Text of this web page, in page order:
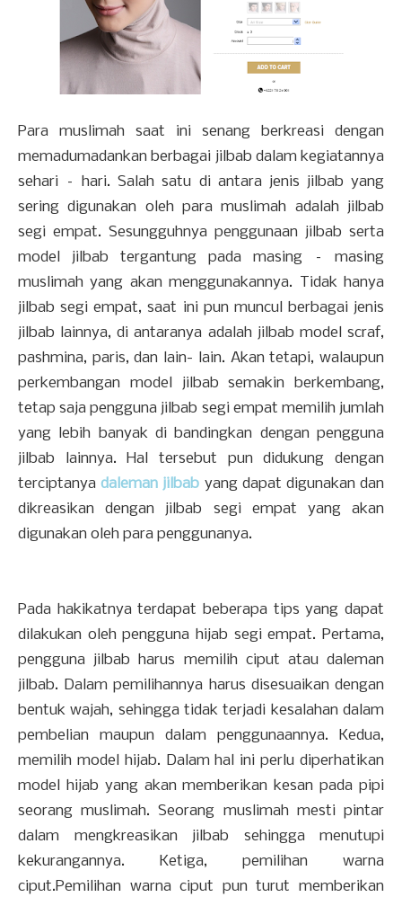
Para muslimah saat ini senang berkreasi dengan
memadumadankan berbagai jilbab dalam kegiatannya
sehari – hari. Salah satu di antara jenis jilbab yang
sering digunakan oleh para muslimah adalah jilbab
segi empat. Sesungguhnya penggunaan jilbab serta
model jilbab tergantung pada masing – masing
muslimah yang akan menggunakannya. Tidak hanya
jilbab segi empat, saat ini pun muncul berbagai jenis
jilbab lainnya, di antaranya adalah jilbab model scraf,
pashmina, paris, dan lain- lain. Akan tetapi, walaupun
perkembangan model jilbab semakin berkembang,
tetap saja pengguna jilbab segi empat memilih jumlah
yang lebih banyak di bandingkan dengan pengguna
jilbab lainnya. Hal tersebut pun didukung dengan
terciptanyadaleman jilbab yang dapat digunakan dan
dikreasikan dengan jilbab segi empat yang akan
digunakan oleh para penggunanya.
Pada hakikatnya terdapat beberapa tips yang dapat
dilakukan oleh pengguna hijab segi empat. Pertama,
pengguna jilbab harus memilih ciput atau daleman
jilbab. Dalam pemilihannya harus disesuaikan dengan
bentuk wajah, sehingga tidak terjadi kesalahan dalam
pembelian maupun dalam penggunaannya. Kedua,
memilih model hijab. Dalam hal ini perlu diperhatikan
model hijab yang akan memberikan kesan pada pipi
seorang muslimah. Seorang muslimah mesti pintar
dalam mengkreasikan jilbab sehingga menutupi
kekurangannya. Ketiga, pemilihan warna
ciput.Pemilihan warna ciput pun turut memberikan